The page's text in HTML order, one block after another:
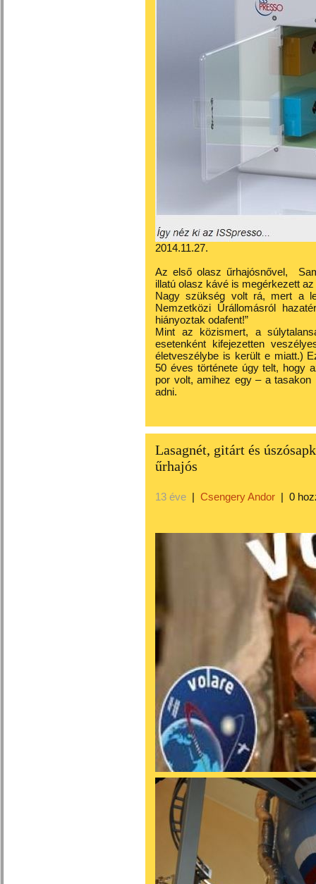
2014.11.27.
Az első olasz űrhajósnővel,
illatú olasz kávé is megérkezett az
Nagy szükség volt rá, mert a
Nemzetközi Űrállomásról
hiányoztak odafent!”
Mint az közismert, a
esetenként kifejezetten
életveszélybe is került e miatt.)
50 éves története úgy telt, hogy
por volt, amihez egy – a
adni.
Lasagnét, gitárt és
űrhajós
13 éve | Csengery Andor | 0